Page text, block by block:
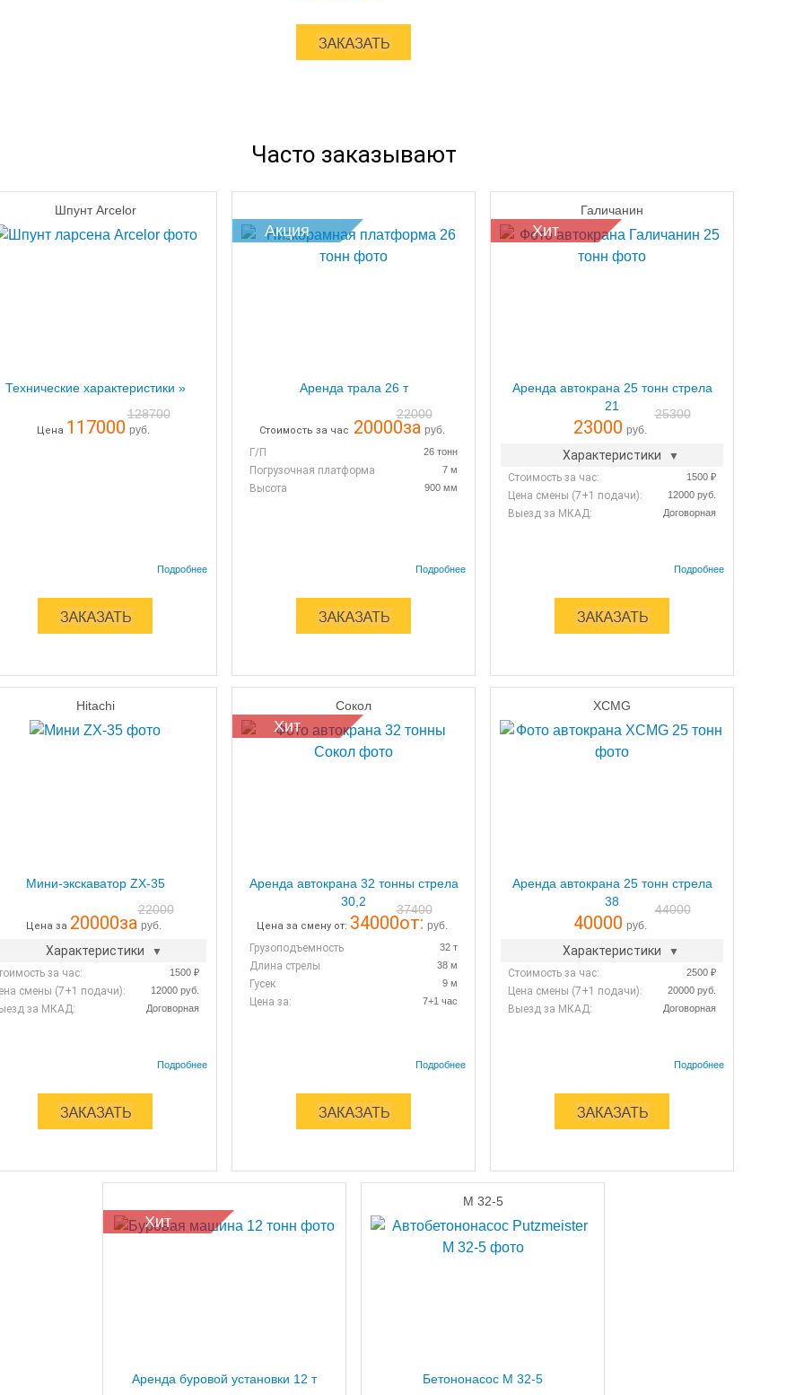
Часто заказывают
Шпунт Arcelor
Технические характеристики »
128700
Цена 117000 руб.
Акция
Аренда трала 26 т
22000
Стоимость за час 20000за руб.
Г/П
26 тонн
Погрузочная платформа 7 м
Высота 900 мм
Хит
Галичанин
Аренда автокрана 25 тонн стрела
21
25300
23000 руб.
Характеристики
Стоимость за час: 1500 ₽
Цена смены (7+1 подачи): 12000 руб.
Выезд за МКАД: Договорная
Hitachi
Мини-экскаватор ZX-35
22000
Цена за 20000за руб.
Характеристики
за час: 1500 ₽
смены (7+1 подачи): 12000 руб.
за МКАД: Договорная
Хит
Сокол
Аренда автокрана 32 тонны стрела
30,2
37400
Цена за смену от: 34000от: руб.
Грузоподъемность
32 т
Длина стрелы 38 м
Гусек 9 м
Цена за: 7+1 час
XCMG
Аренда автокрана 25 тонн стрела
38
44000
40000 руб.
Характеристики
Стоимость за час: 2500 ₽
Цена смены (7+1 подачи): 20000 руб.
Выезд за МКАД: Договорная
Хит
Аренда буровой установки 12 т
М 32-5
Бетононасос М 32-5